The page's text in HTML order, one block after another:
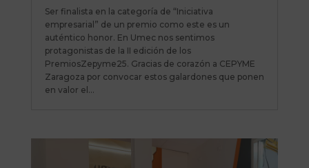
Ser finalista en la categoría de “Iniciativa
empresarial” de un premio como este es un
auténtico honor. En Umec nos sentimos
protagonistas de la II edición de los
PremiosZepyme25. Gracias de corazón a CEPYME
Zaragoza por convocar estos galardones que ponen
en valor el...